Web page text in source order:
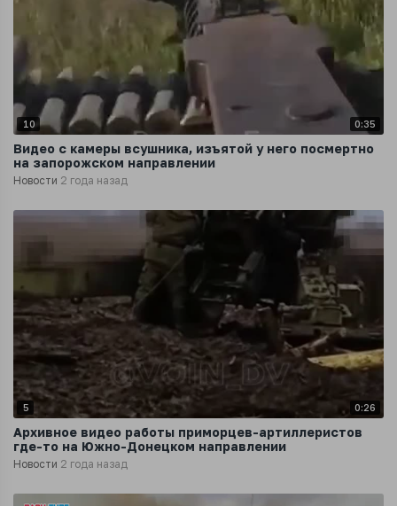
10 0:35
Видео с камеры всушника, изъятой у него посмертно
на запорожском направлении
Новости 2 года назад
5 0:26
Архивное видео работы приморцев-артиллеристов
где-то на Южно-Донецком направлении
Новости 2 года назад